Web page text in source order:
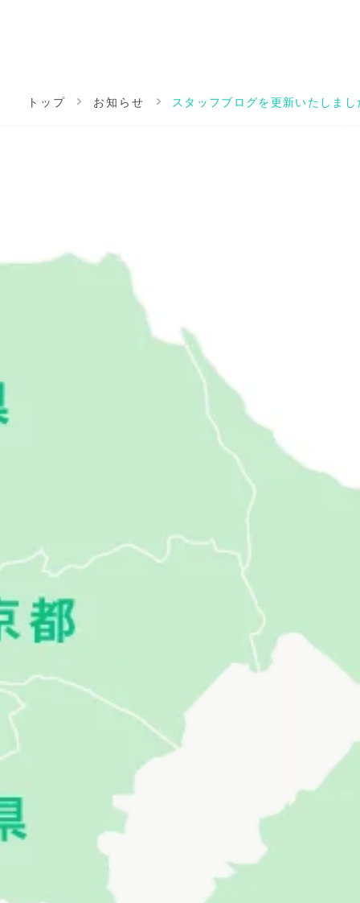
トップ お知らせ スタッフブログを更新いたしまし